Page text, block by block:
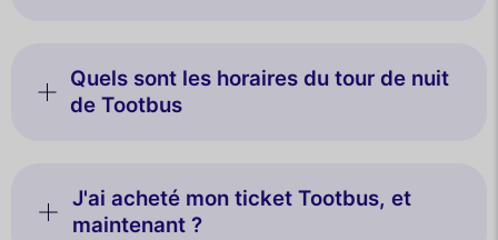
Quels sont les horaires du tour de nuit
de Tootbus
J'ai acheté mon ticket Tootbus, et
maintenant ?